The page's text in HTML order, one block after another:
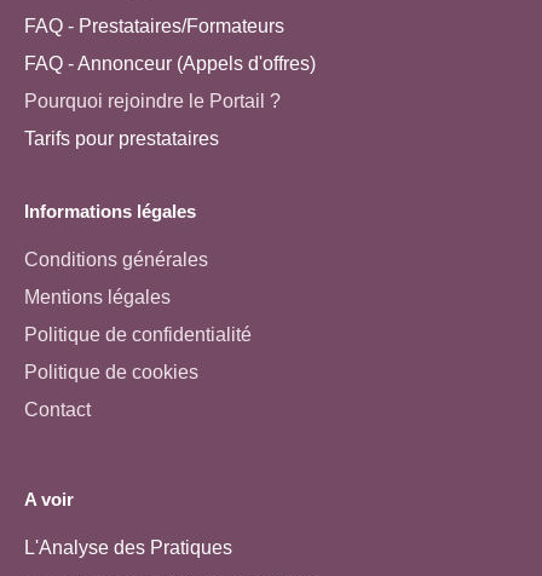
FAQ - Prestataires/Formateurs
FAQ - Annonceur (Appels d'offres)
Pourquoi rejoindre le Portail ?
Tarifs pour prestataires
Informations légales
Conditions générales
Mentions légales
Politique de confidentialité
Politique de cookies
Contact
A voir
L'Analyse des Pratiques